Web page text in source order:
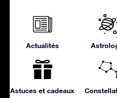
Actualités
Astuces et cadeaux